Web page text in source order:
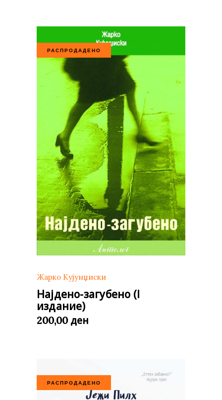
РАСПРОДАДЕНО
Жарко Кујунџиски
Најдено-загубено (I
издание)
200,00 ден
РАСПРОДАДЕНО